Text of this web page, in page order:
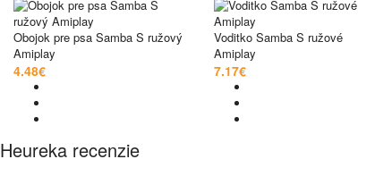
Obojok pre psa Samba S ružový
Amiplay
4.48€
Voditko Samba S ružové
Amiplay
7.17€
Heureka recenzie